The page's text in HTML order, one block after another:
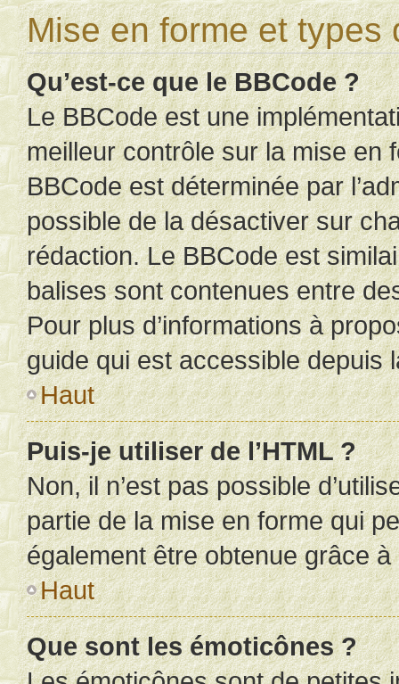
Mise en forme et types
Qu’est-ce que le BBCode ?
Le BBCode est une
meilleur contrôle sur la mise en
BBCode est déterminée par
possible de la désactiver sur
rédaction. Le BBCode est
balises sont contenues entre
Pour plus d’informations à
guide qui est accessible depuis
Haut
Puis-je utiliser de l’HTML ?
Non, il n’est pas possible
partie de la mise en forme qui
également être obtenue grâce à
Haut
Que sont les émoticônes ?